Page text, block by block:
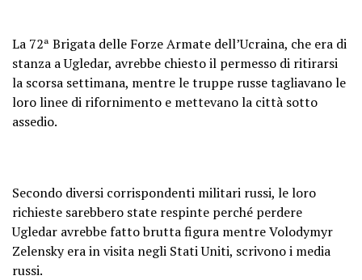
La 72ª Brigata delle Forze Armate dell’Ucraina, che era di
stanza a Ugledar, avrebbe chiesto il permesso di ritirarsi
la scorsa settimana, mentre le truppe russe tagliavano le
loro linee di rifornimento e mettevano la città sotto
assedio.
Secondo diversi corrispondenti militari russi, le loro
richieste sarebbero state respinte perché perdere
Ugledar avrebbe fatto brutta figura mentre Volodymyr
Zelensky era in visita negli Stati Uniti, scrivono i media
russi.